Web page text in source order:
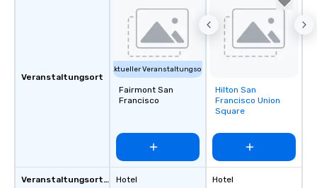
Veranstaltungsort
Veranstaltungsortstyp
Aktueller Veranstaltungsort
Fairmont San
Francisco
Hotel
Removed from
favorites
Hilton San
Francisco Union
Square
Hotel